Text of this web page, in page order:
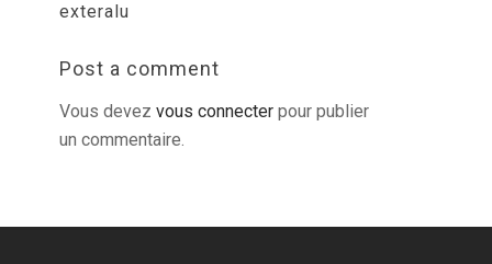
exteralu
Post a comment
Vous devez vous connecter pour publier
un commentaire.